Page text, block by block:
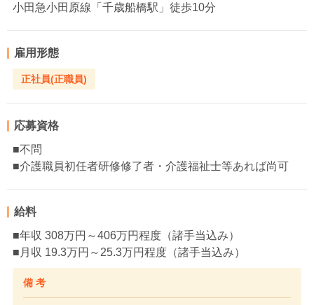
小田急小田原線「千歳船橋駅」徒歩10分
雇用形態
正社員(正職員)
応募資格
■不問
■介護職員初任者研修修了者・介護福祉士等あれば尚可
給料
■年収 308万円～406万円程度（諸手当込み）
■月収 19.3万円～25.3万円程度（諸手当込み）
備 考